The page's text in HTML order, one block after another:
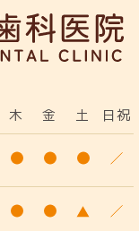
木 金 土 日祝